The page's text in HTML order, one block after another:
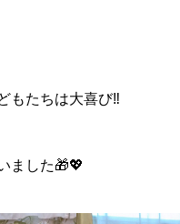
もたちは大喜び‼️
ました🎁💖